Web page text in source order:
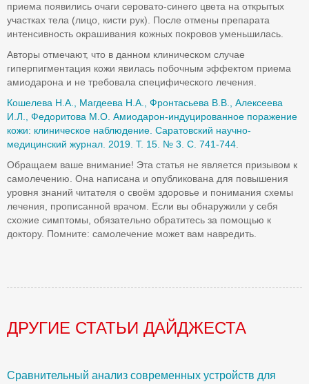
приема появились очаги серовато-синего цвета на открытых
участках тела (лицо, кисти рук). После отмены препарата
интенсивность окрашивания кожных покровов уменьшилась.
Авторы отмечают, что в данном клиническом случае
гиперпигментация кожи явилась побочным эффектом приема
амиодарона и не требовала специфического лечения.
Кошелева Н.А., Магдеева Н.А., Фронтасьева В.В., Алексеева
И.Л., Федоритова М.О. Амиодарон-индуцированное поражение
кожи: клиническое наблюдение. Саратовский научно-
медицинский журнал. 2019. Т. 15. № 3. С. 741-744
Обращаем ваше внимание! Эта статья не является призывом к
самолечению. Она написана и опубликована для повышения
уровня знаний читателя о своём здоровье и понимания схемы
лечения, прописанной врачом. Если вы обнаружили у себя
схожие симптомы, обязательно обратитесь за помощью к
доктору. Помните: самолечение может вам навредить.
ДРУГИЕ СТАТЬИ ДАЙДЖЕСТА
Сравнительный анализ современных устройств для